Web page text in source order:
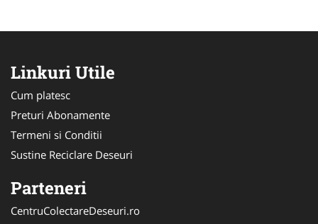
Linkuri Utile
Cum platesc
Preturi Abonamente
Termeni si Conditii
Sustine Reciclare Deseuri
Parteneri
CentruColectareDeseuri.ro